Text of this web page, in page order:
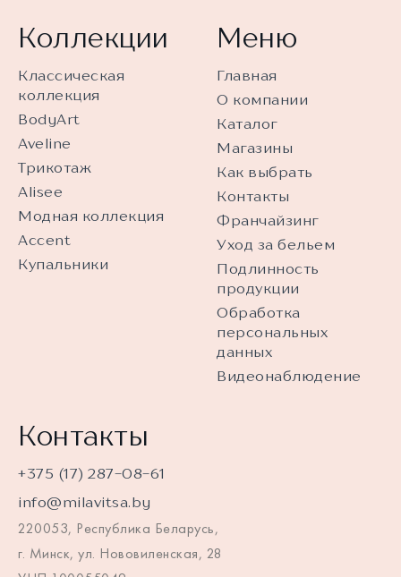
Коллекции
Классическая
коллекция
BodyArt
Aveline
Трикотаж
Alisee
Модная коллекция
Accent
Купальники
Меню
Главная
О компании
Каталог
Магазины
Как выбрать
Контакты
Франчайзинг
Уход за бельем
Подлинность
продукции
Обработка
персональных
данных
Видеонаблюдение
Контакты
+375 (17) 287-08-61
info@milavitsa.by
220053, Республика Беларусь,
г. Минск, ул. Нововиленская, 28